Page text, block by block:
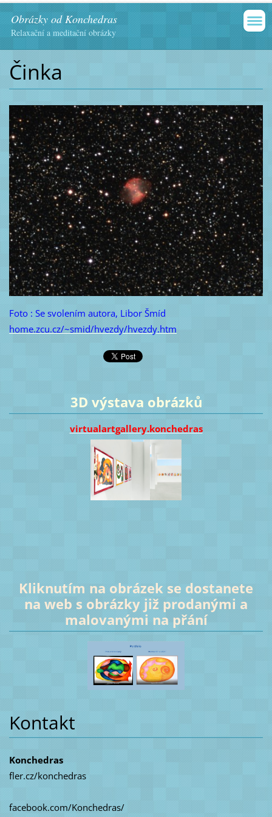
Obrázky od Konchedras
Relaxační a meditační obrázky
Činka
Foto : Se svolením autora, Libor Šmíd
home.zcu.cz/~smid/hvezdy/hvezdy.htm
3D výstava obrázků
virtualartgallery.konchedras
Kliknutím na obrázek se dostanete
na web s obrázky již prodanými a
malovanými na přání
Kontakt
Konchedras
fler.cz/konchedras
facebook.com/Konchedras/